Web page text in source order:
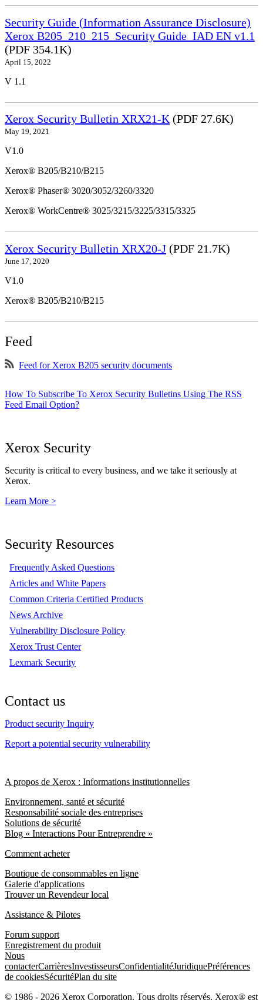
Security Guide (Information Assurance Disclosure)
Xerox B205_210_215_Security Guide_IAD EN v1.1
(PDF 354.1K)
April 15, 2022
V 1.1
Xerox Security Bulletin XRX21-K (PDF 27.6K)
May 19, 2021
V1.0
Xerox® B205/B210/B215
Xerox® Phaser® 3020/3052/3260/3320
Xerox® WorkCentre® 3025/3215/3225/3315/3325
Xerox Security Bulletin XRX20-J (PDF 21.7K)
June 17, 2020
V1.0
Xerox® B205/B210/B215
Feed
Feed for Xerox B205 security documents
How To Subscribe To Xerox Security Bulletins Using The RSS
Feed Email Option?
Xerox Security
Security is critical to every business, and we take it seriously at
Xerox.
Learn More >
Security Resources
Frequently Asked Questions
Articles and White Papers
Common Criteria Certified Products
News Archive
Vulnerability Disclosure Policy
Xerox Trust Center
Lexmark Security
Contact us
Product security Inquiry
Report a potential security vulnerability
A propos de Xerox : Informations institutionnelles
Environnement, santé et sécurité
Responsabilité sociale des entreprises
Solutions de sécurité
Blog « Interactions Pour Entreprendre »
Comment acheter
Boutique de consommables en ligne
Galerie d'applications
Trouver un Revendeur local
Assistance & Pilotes
Forum support
Enregistrement du produit
Nous
contacterCarrièresInvestisseursConfidentialitéJuridiquePréférences
de cookiesSécuritéPlan du site
© 1986 - 2026 Xerox Corporation. Tous droits réservés. Xerox® est